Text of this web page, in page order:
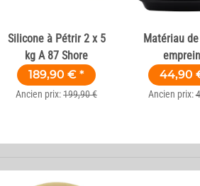
Silicone à Pétrir 2 x 5
kg A 87 Shore
189,90 € *
Ancien prix:199,90 €
Matériau
Rose 50
44,90
Ancien prix: